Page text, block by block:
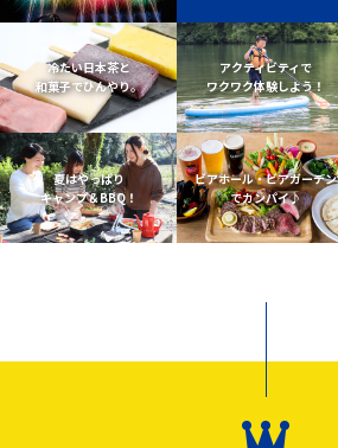
冷たい日本茶と
和菓子でひんやり。
アクティビティで
ワクワク体験しよう！
夏はやっぱり
キャンプ＆BBQ！
ビアホール・ビアガーデン
でカンパイ♪